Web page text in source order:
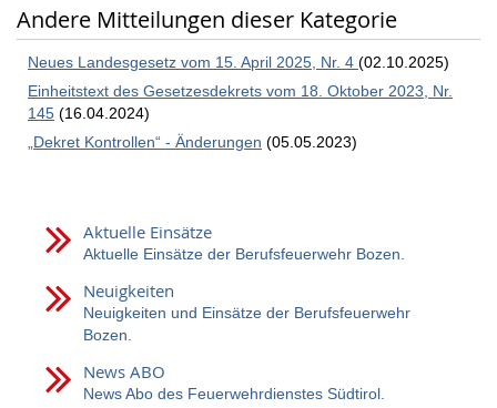
Andere Mitteilungen dieser Kategorie
Neues Landesgesetz vom 15. April 2025, Nr. 4 (02.10.2025)
Einheitstext des Gesetzesdekrets vom 18. Oktober 2023, Nr.
145 (16.04.2024)
„Dekret Kontrollen“ - Änderungen (05.05.2023)
Aktuelle Einsätze
Aktuelle Einsätze der Berufsfeuerwehr Bozen.
Neuigkeiten
Neuigkeiten und Einsätze der Berufsfeuerwehr
Bozen.
News ABO
News Abo des Feuerwehrdienstes Südtirol.